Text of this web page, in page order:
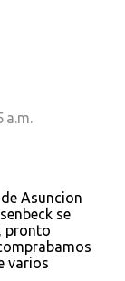
a.m.
Asuncion
se
pronto
varios